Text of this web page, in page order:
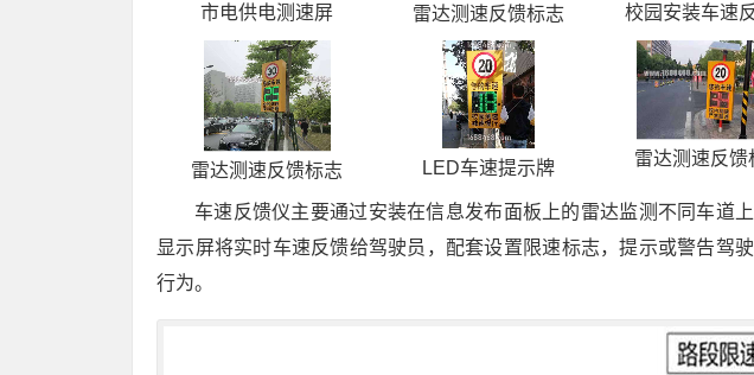
市电供电测速屏 雷达测速反馈标志 校园安装车速
雷达测速反馈标志 LED车速提示牌 雷达测速反馈
车速反馈仪主要通过安装在信息发布面板上的雷达监测不同车道
显示屏将实时车速反馈给驾驶员，配套设置限速标志，提示或警告驾
行为。